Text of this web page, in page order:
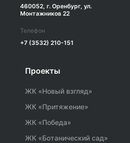
460052, г. Оренбург, ул.
Монтажников 22
Телефон
+7 (3532) 210-151
Проекты
ЖК «Новый взгляд»
ЖК «Притяжение»
ЖК «Победа»
ЖК «Ботанический сад»